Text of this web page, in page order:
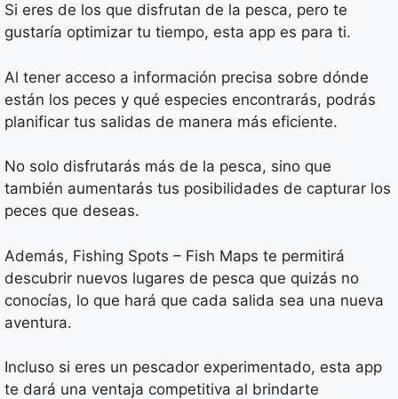
Si eres de los que disfrutan de la pesca, pero te
gustaría optimizar tu tiempo, esta app es para ti.
Al tener acceso a información precisa sobre dónde
están los peces y qué especies encontrarás, podrás
planificar tus salidas de manera más eficiente.
No solo disfrutarás más de la pesca, sino que
también aumentarás tus posibilidades de capturar los
peces que deseas.
Además, Fishing Spots – Fish Maps te permitirá
descubrir nuevos lugares de pesca que quizás no
conocías, lo que hará que cada salida sea una nueva
aventura.
Incluso si eres un pescador experimentado, esta app
te dará una ventaja competitiva al brindarte